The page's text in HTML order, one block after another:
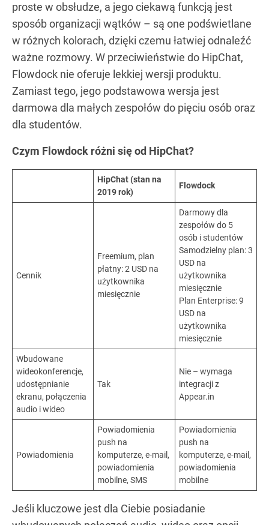
proste w obsłudze, a jego ciekawą funkcją jest
sposób organizacji wątków – są one podświetlane
w różnych kolorach, dzięki czemu łatwiej odnaleźć
ważne rozmowy. W przeciwieństwie do HipChat,
Flowdock nie oferuje lekkiej wersji produktu.
Zamiast tego, jego podstawowa wersja jest
darmowa dla małych zespołów do pięciu osób oraz
dla studentów.
Czym Flowdock różni się od HipChat?
HipChat (stan na
2019 rok)
Flowdock
Cennik
Freemium, plan
płatny: 2 USD na
użytkownika
miesięcznie
Darmowy dla
zespołów do 5
osób i studentów
Samodzielny plan: 3
USD na
użytkownika
miesięcznie
Plan Enterprise: 9
USD na
użytkownika
miesięcznie
Wbudowane
wideokonferencje,
udostępnianie
ekranu, połączenia
audio i wideo
Tak
Nie – wymaga
integracji z
Appear.in
Powiadomienia
Powiadomienia
push na
komputerze, e-mail,
powiadomienia
mobilne, SMS
Powiadomienia
push na
komputerze, e-mail,
powiadomienia
mobilne
Jeśli kluczowe jest dla Ciebie posiadanie